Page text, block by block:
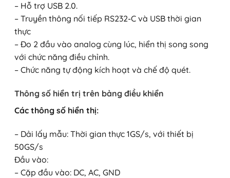
– Hỗ trợ USB 2.0.
– Truyền thông nối tiếp RS232-C và USB thời gian
thực
– Đo 2 đầu vào analog cùng lúc, hiển thị song song
với chức năng điều chỉnh.
– Chức năng tự động kích hoạt và chế độ quét.
Thông số hiển trị trên bảng điều khiển
Các thông số hiển thị:
– Dải lấy mẫu: Thời gian thực 1GS/s, với thiết bị
50GS/s
Đầu vào:
– Cặp đầu vào: DC, AC, GND